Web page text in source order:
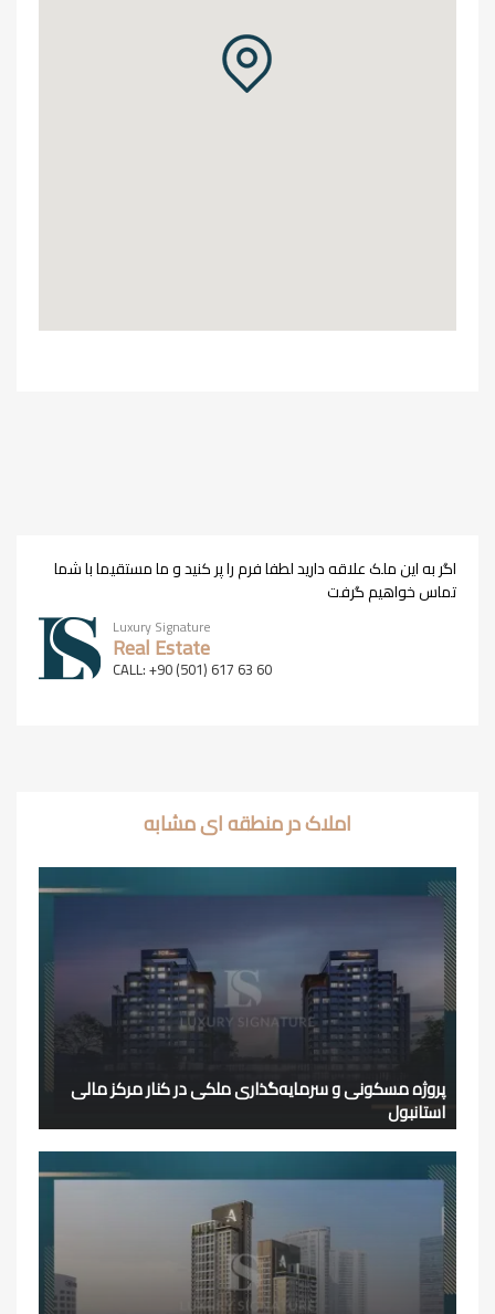
اگر به این ملک علاقه دارید لطفا فرم را پر کنید و ما مستقیما با شما
تماس خواهیم گرفت
Luxury Signature
Real Estate
CALL: +90 (501) 617 63 60
املاک در منطقه ای مشابه
پروژه مسکونی و سرمایه‌گذاری ملکی در کنار مرکز مالی
استانبول